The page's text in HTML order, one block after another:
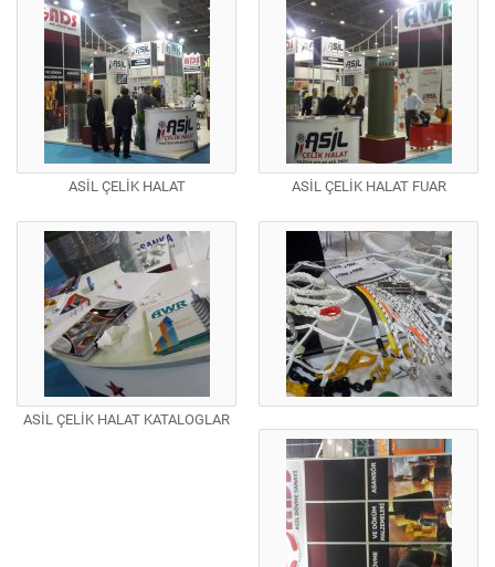
ASİL ÇELİK HALAT ASİL ÇELİK HALAT FUAR
ASİL ÇELİK HALAT KATALOGLAR